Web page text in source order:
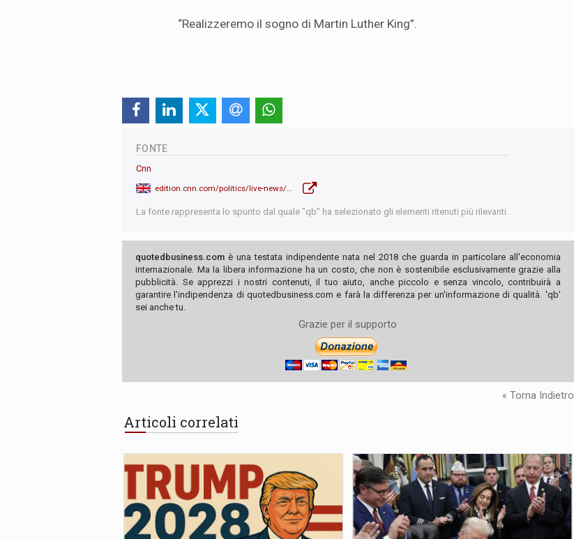
“Realizzeremo il sogno di Martin Luther King”.
FONTE
Cnn
edition.cnn.com/politics/live-news/trump-inauguration-01-2025/index.html
La fonte rappresenta lo spunto dal quale "qb" ha selezionato gli elementi ritenuti più rilevanti.
quotedbusiness.com è una testata indipendente nata nel 2018 che guarda in particolare all'economia
internazionale. Ma la libera informazione ha un costo, che non è sostenibile esclusivamente grazie alla
pubblicità. Se apprezzi i nostri contenuti, il tuo aiuto, anche piccolo e senza vincolo, contribuirà a
garantire l'indipendenza di quotedbusiness.com e farà la differenza per un'informazione di qualità. 'qb'
sei anche tu.
Grazie per il supporto
« Torna Indietro
Articoli correlati